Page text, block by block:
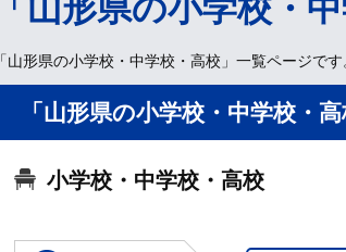
「山形県の小学校・
「山形県の小学校・中学校・高校」一覧ページで
「山形県の小学校・中学校・高
小学校・中学校・高校